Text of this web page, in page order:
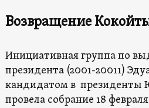
Возвращение
Инициативная группа по
президента (2001-20011)
кандидатом в президенты
провела собрание 18